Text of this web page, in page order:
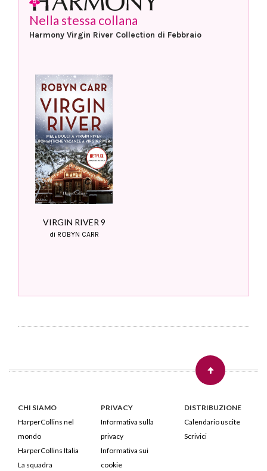
Nella stessa collana
Harmony Virgin River Collection di Febbraio
VIRGIN RIVER 9
di ROBYN CARR
CHI SIAMO
HarperCollins nel
mondo
HarperCollins Italia
La squadra
PRIVACY
Informativa sulla
privacy
Informativa sui
cookie
DISTRIBUZIONE
Calendario uscite
Scrivici